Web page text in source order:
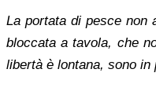
La portata di pesce
bloccata a tavola, che
libertà è lontana, sono in